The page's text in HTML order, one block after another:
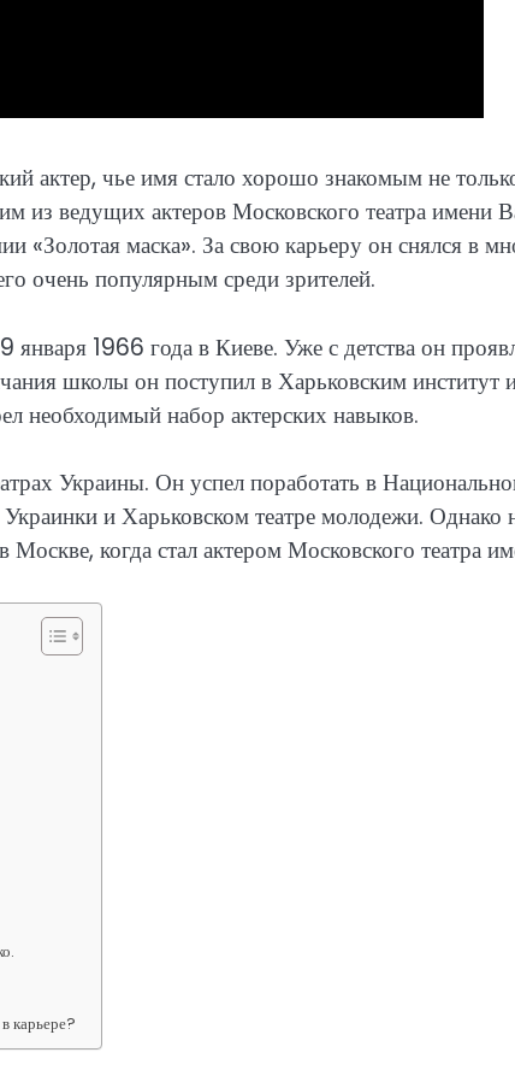
актер, чье имя стало хорошо знакомым не
из ведущих актеров Московского театра имени
«Золотая маска». За свою карьеру он снялся в
очень популярным среди зрителей.
января 1966 года в Киеве. Уже с детства он
школы он поступил в Харьковским
необходимый набор актерских навыков.
Украины. Он успел поработать в
и Харьковском театре молодежи. Однако
когда стал актером Московского театра
карьере?